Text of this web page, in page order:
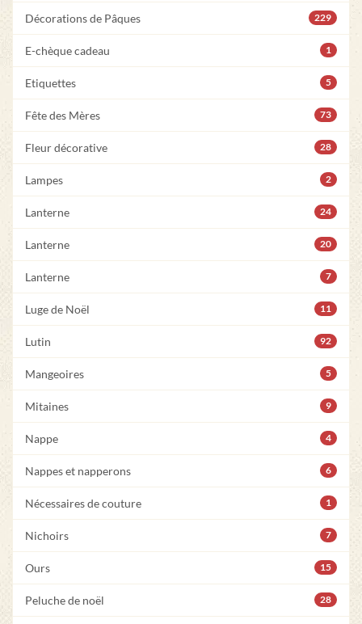
Décorations de Pâques 229
E-chèque cadeau 1
Etiquettes 5
Fête des Mères 73
Fleur décorative 28
Lampes 2
Lanterne 24
Lanterne 20
Lanterne 7
Luge de Noël 11
Lutin 92
Mangeoires 5
Mitaines 9
Nappe 4
Nappes et napperons 6
Nécessaires de couture 1
Nichoirs 7
Ours 15
Peluche de noël 28